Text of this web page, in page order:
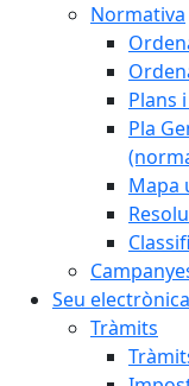
Normativa
Plans
Pla
Mapa
Seu electrònica
Tràmits